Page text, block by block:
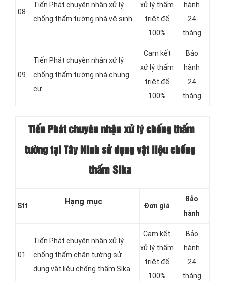
08
Tiến Phát chuyên nhận xử lý
chống thấm tường nhà vệ sinh
xử lý thấm
triệt để
100%
hành
24
tháng
09
Tiến Phát chuyên nhận xử lý
chống thấm tường nhà chung
cư
Cam kết
xử lý thấm
triệt để
100%
Bảo
hành
24
tháng
Tiến Phát chuyên nhận xử lý chống thấm
tường tại Tây Ninh sử dụng vật liệu chống
thấm Sika
Stt Hạng mục Đơn giá
Bảo
hành
01
Tiến Phát chuyên nhận xử lý
chống thấm chân tường sử
dụng vật liệu chống thấm Sika
Cam kết
xử lý thấm
triệt để
100%
Bảo
hành
24
tháng